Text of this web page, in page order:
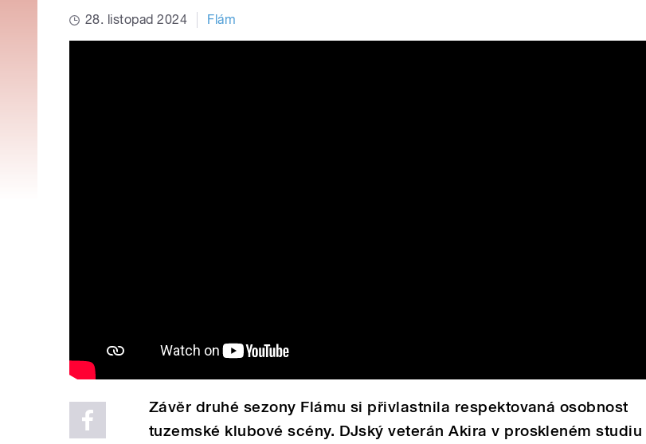
28. listopad 2024 Flám
Závěr druhé sezony Flámu si přivlastnila respektovaná osobnost
tuzemské klubové scény. DJský veterán Akira v proskleném studiu